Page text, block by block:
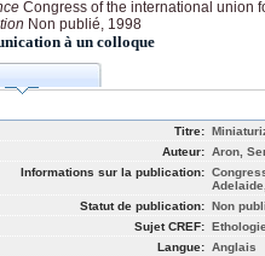
Congress of the international union
Non publié, 1998
à un colloque
Titre:
Auteur: Aron,
Informations sur la publication:
Statut de publication: Non
Sujet CREF: Ethologie
Langue: Anglais